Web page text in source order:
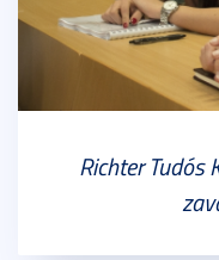
Richter Tudós